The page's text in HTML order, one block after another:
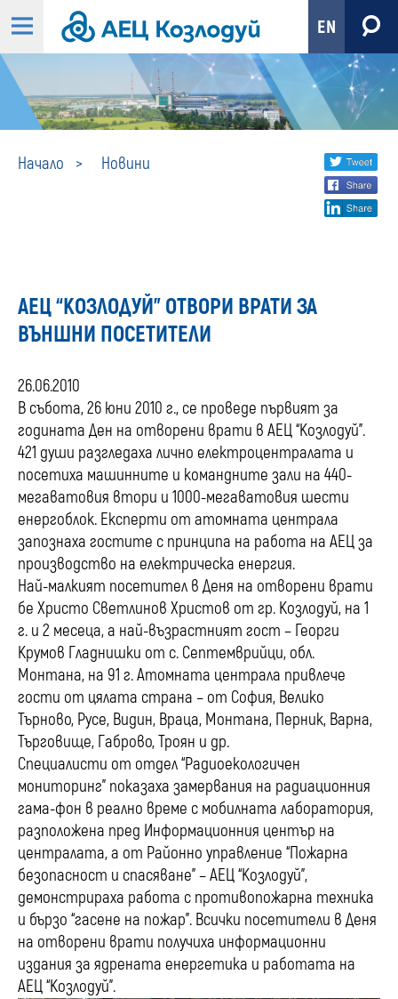
EN
Начало Новини
Share
social
АЕЦ “КОЗЛОДУЙ” ОТВОРИ ВРАТИ ЗА
ВЪНШНИ ПОСЕТИТЕЛИ
26.06.2010
В събота, 26 юни 2010 г., се проведе първият за
годината Ден на отворени врати в АЕЦ “Козлодуй”.
421 души разгледаха лично електроцентралата и
посетиха машинните и командните зали на 440-
мегаватовия втори и 1000-мегаватовия шести
енергоблок. Експерти от атомната централа
запознаха гостите с принципа на работа на АЕЦ за
производство на електрическа енергия.
Най-малкият посетител в Деня на отворени врати
бе Христо Светлинов Христов от гр. Козлодуй, на 1
г. и 2 месеца, а най-възрастният гост – Георги
Крумов Гладнишки от с. Септемврийци, обл.
Монтана, на 91 г. Атомната централа привлече
гости от цялата страна – от София, Велико
Търново, Русе, Видин, Враца, Монтана, Перник, Варна,
Търговище, Габрово, Троян и др.
Специалисти от отдел “Радиоекологичен
мониторинг” показаха замервания на радиационния
гама-фон в реално време с мобилната лаборатория,
разположена пред Информационния център на
централата, а от Районно управление “Пожарна
безопасност и спасяване” – АЕЦ “Козлодуй”,
демонстрираха работа с противопожарна техника
и бързо “гасене на пожар”. Всички посетители в Деня
на отворени врати получиха информационни
издания за ядрената енергетика и работата на
АЕЦ “Козлодуй”.